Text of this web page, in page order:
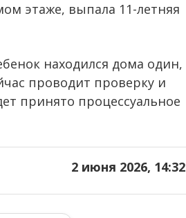
этаже, выпала 11-летняя
находился дома один,
проводит проверку и
принято процессуальное
2 июня 2026, 14:32